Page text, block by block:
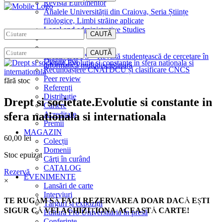
Revista Euromentor
Analele Universității din Craiova, Seria Științe
filologice, Limbi străine aplicate
Legal and administrative Studies
CreativeAPPS – Revistă studențească de cercetare în
informatică multidisciplinară
CAUTĂ
EDITURA
Despre noi
Recunoaștere CNATDCU și clasificare CNCS
Peer review
Referenți
Distribuție
Cariere
Acreditare
Premii
MAGAZIN
Colecții
Domenii
Cărţi în curând
CATALOG
EVENIMENTE
Lansări de carte
Interviuri
Târguri și expoziții
Editura Pro Universitaria în presă
CAUTĂ
fără stoc
Drept si societate.Evolutie si constante in
sfera nationala si internationala
60,00 lei
Stoc epuizat
Rezervă
×
TE RUGĂM SĂ FACI REZERVAREA DOAR DACĂ EŞTI
SIGUR CĂ VEI ACHIZIŢIONA ACEASTĂ CARTE!